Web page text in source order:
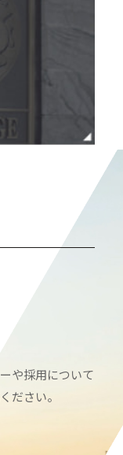
や採用について
ださい。